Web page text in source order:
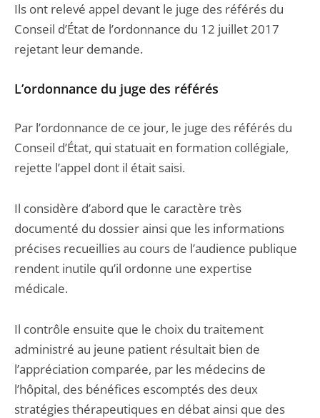
Ils ont relevé appel devant le juge des référés du
Conseil d’État de l’ordonnance du 12 juillet 2017
rejetant leur demande.
L’ordonnance du juge des référés
Par l’ordonnance de ce jour, le juge des référés du
Conseil d’État, qui statuait en formation collégiale,
rejette l’appel dont il était saisi.
Il considère d’abord que le caractère très
documenté du dossier ainsi que les informations
précises recueillies au cours de l’audience publique
rendent inutile qu’il ordonne une expertise
médicale.
Il contrôle ensuite que le choix du traitement
administré au jeune patient résultait bien de
l’appréciation comparée, par les médecins de
l’hôpital, des bénéfices escomptés des deux
stratégies thérapeutiques en débat ainsi que des